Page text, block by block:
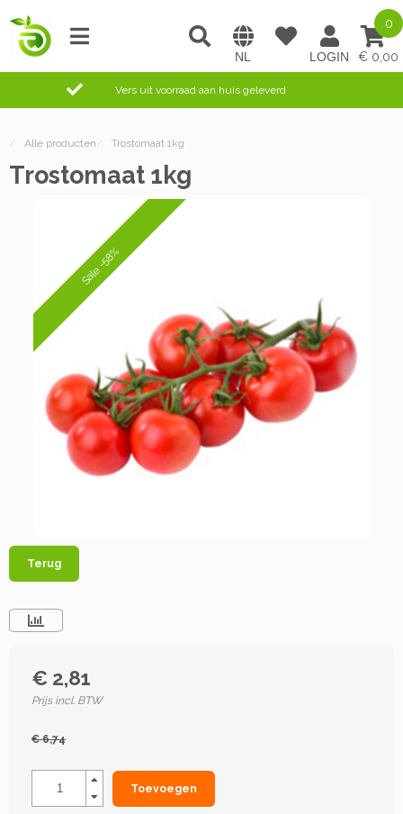
0,00
0
Vers uit voorraad aan huis geleverd
/ Alle producten / Trostomaat 1kg
Trostomaat 1kg
Sale -58%
Terug
€ 2,81
Prijs incl. BTW
€ 6,74
Toevoegen